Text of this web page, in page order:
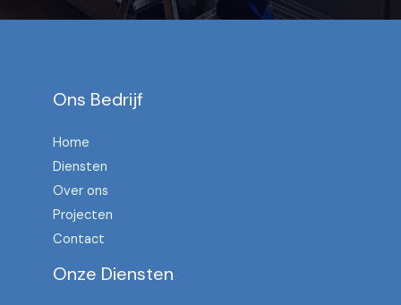
Ons Bedrijf
Home
Diensten
Over ons
Projecten
Contact
Onze Diensten